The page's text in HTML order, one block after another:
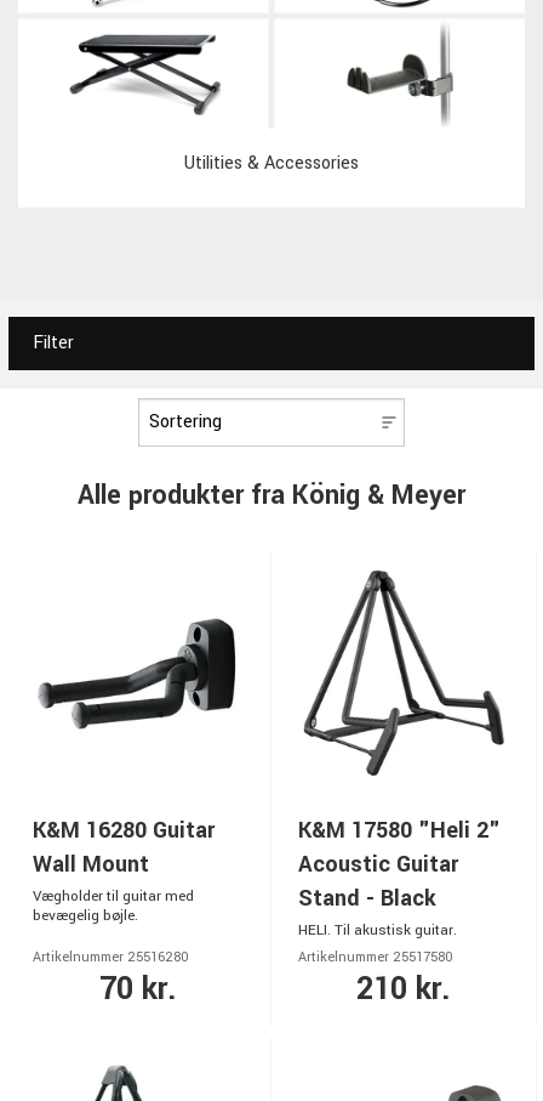
Utilities & Accessories
Filter
Alle produkter fra König & Meyer
K&M 16280 Guitar
Wall Mount
Vægholder til guitar med
bevægelig bøjle.
Artikelnummer 25516280
70 kr.
K&M 17580 "Heli 2"
Acoustic Guitar
Stand - Black
HELI. Til akustisk guitar.
Artikelnummer 25517580
210 kr.